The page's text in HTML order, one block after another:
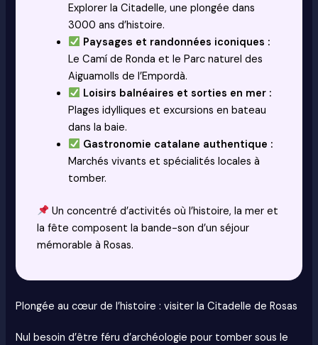
Explorer la Citadelle, une plongée dans
3000 ans d’histoire.
Paysages et randonnées iconiques :
Le Camí de Ronda et le Parc naturel des
Aiguamolls de l’Empordà.
Loisirs balnéaires et sorties en mer :
Plages idylliques et excursions en bateau
dans la baie.
Gastronomie catalane authentique :
Marchés vivants et spécialités locales à
tomber.
Un concentré d’activités où l’histoire, la mer et
la fête composent la bande-son d’un séjour
mémorable à Rosas.
Plongée au cœur de l’histoire : visiter la Citadelle de Rosas
Nul besoin d’être féru d’archéologie pour tomber sous le